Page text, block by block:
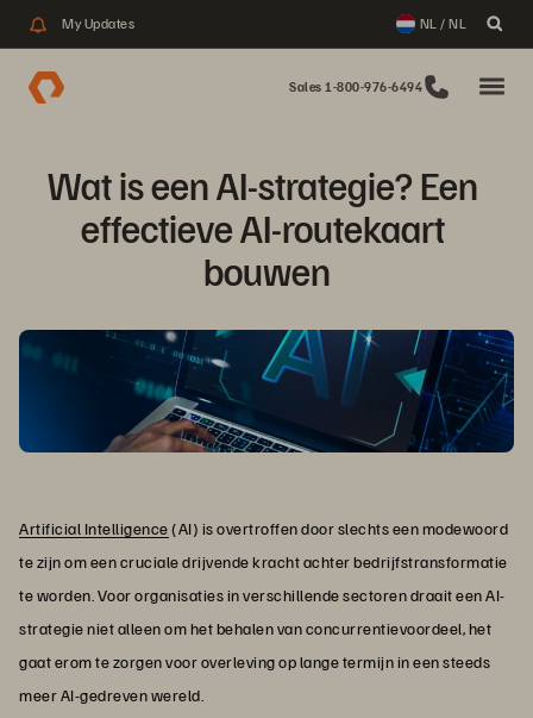
My Updates NL / NL
Sales 1-800-976-6494
Wat is een AI-strategie? Een
effectieve AI-routekaart
bouwen
Artificial Intelligence(AI) is overtroffen door slechts een modewoord
te zijn om een cruciale drijvende kracht achter bedrijfstransformatie
te worden. Voor organisaties in verschillende sectoren draait een AI-
strategie niet alleen om het behalen van concurrentievoordeel, het
gaat erom te zorgen voor overleving op lange termijn in een steeds
meer AI-gedreven wereld.